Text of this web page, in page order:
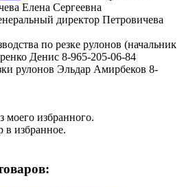
Елена Сергеевна
директор Петровичева
по резке рулонов (начальник
Денис 8-965-205-06-84
рулонов Эльдар Амирбеков 8-
моего избранного.
в избранное.